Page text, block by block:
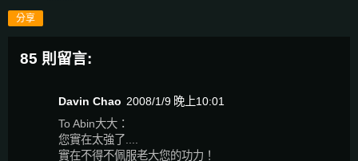
分享
85 則留言:
Davin Chao 2008/1/9 晚上10:01
To Abin大大：
您實在太強了....
實在不得不佩服老大您的功力！